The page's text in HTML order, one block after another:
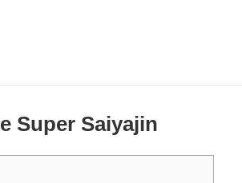
Super Saiyajin